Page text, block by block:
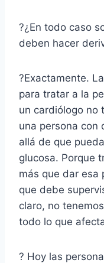
?¿En todo caso
deben hacer
?Exactamente.
para tratar a la
un cardiólogo no
una persona con
allá de que
glucosa. Porque
más que dar esa
que debe
claro, no
todo lo que
? Hoy las